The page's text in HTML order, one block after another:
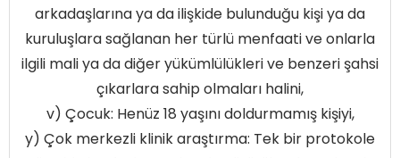
arkadaşlarına ya da ilişkide bulunduğu kişi ya da
kuruluşlara sağlanan her türlü menfaati ve onlarla
ilgili mali ya da diğer yükümlülükleri ve benzeri şahsi
çıkarlara sahip olmaları halini,
v) Çocuk: Henüz 18 yaşını doldurmamış kişiyi,
y) Çok merkezli klinik araştırma: Tek bir protokole